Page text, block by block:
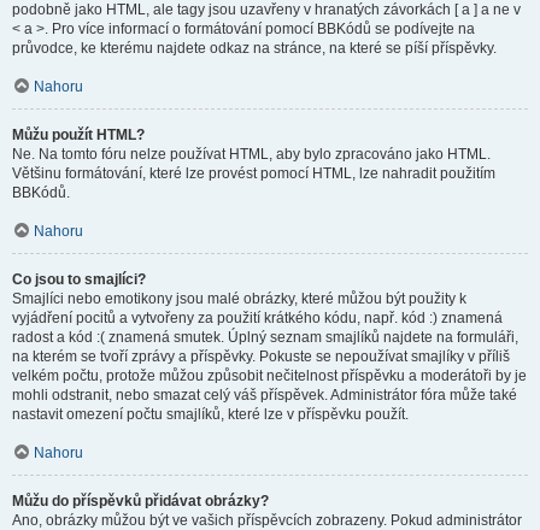
podobně jako HTML, ale tagy jsou uzavřeny v hranatých závorkách [ a ] a ne v
< a >. Pro více informací o formátování pomocí BBKódů se podívejte na
průvodce, ke kterému najdete odkaz na stránce, na které se píší příspěvky.
Nahoru
Můžu použít HTML?
Ne. Na tomto fóru nelze používat HTML, aby bylo zpracováno jako HTML.
Většinu formátování, které lze provést pomocí HTML, lze nahradit použitím
BBKódů.
Nahoru
Co jsou to smajlíci?
Smajlíci nebo emotikony jsou malé obrázky, které můžou být použity k
vyjádření pocitů a vytvořeny za použití krátkého kódu, např. kód :) znamená
radost a kód :( znamená smutek. Úplný seznam smajlíků najdete na formuláři,
na kterém se tvoří zprávy a příspěvky. Pokuste se nepoužívat smajlíky v příliš
velkém počtu, protože můžou způsobit nečitelnost příspěvku a moderátoři by je
mohli odstranit, nebo smazat celý váš příspěvek. Administrátor fóra může také
nastavit omezení počtu smajlíků, které lze v příspěvku použít.
Nahoru
Můžu do příspěvků přidávat obrázky?
Ano, obrázky můžou být ve vašich příspěvcích zobrazeny. Pokud administrátor